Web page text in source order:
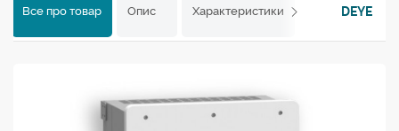
Все про товар Опис Характеристики ВідгукиDEYE